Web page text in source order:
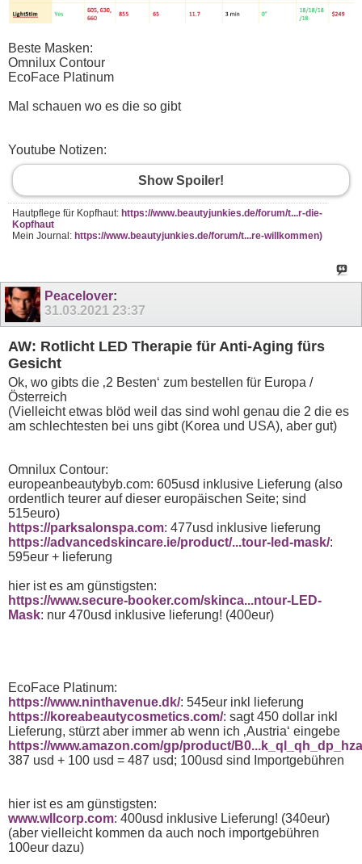
Beste Masken:
Omnilux Contour
EcoFace Platinum
Mal schauen wo es die so gibt
Youtube Notizen:
Show Spoiler!
Hautpflege für Kopfhaut: https://www.beautyjunkies.de/forum/t...r-die-
Kopfhaut
Mein Journal: https://www.beautyjunkies.de/forum/t...re-willkommen)
Peacelover:
31.03.2021 23:37
AW: Rotlicht LED Therapie für Anti-Aging fürs
Gesicht
Ok, wo gibts die ‚2 Besten‘ zum bestellen für Europa /
Österreich
(Vielleicht etwas blöd weil das sind wohl genau die 2 die es
am schlechtesten bei uns gibt (Korea und USA), aber gut)
Omnilux Contour:
europeanbeautybyb.com: 605usd inklusive Lieferung (also
ordentlich teurer auf dieser europäischen Seite; sind
515euro)
https://parksalonspa.com: 477usd inklusive lieferung
https://advancedskincare.ie/product/...tour-led-mask/:
595eur + lieferung
hier ist es am günstigsten:
https://www.secure-booker.com/skinca...ntour-LED-
Mask: nur 470usd inklusive lieferung! (400eur)
EcoFace Platinum:
https://www.ninthavenue.dk/: 545eur inkl lieferung
https://koreabeautycosmetics.com/: sagt 450 dollar inkl
Lieferung, stürzt aber immer ab wenn ich ‚Austria‘ eingebe
https://www.amazon.com/gp/product/B0...k_ql_qh_dp_hza
387 usd + 100 usd = 487 usd; 100usd sind Importgebühren
hier ist es am günstigsten:
www.wllcorp.com: 400usd inklusive Lieferung! (340eur)
(aber vielleicht kommen da auch noch importgebühren
100eur dazu)